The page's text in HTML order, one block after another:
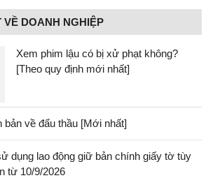
VỀ DOANH NGHIỆP
Xem phim lậu có bị xử phạt không?
[Theo quy định mới nhất]
về đấu thầu [Mới nhất]
dụng lao động giữ bản chính giấy tờ tùy
từ 10/9/2026